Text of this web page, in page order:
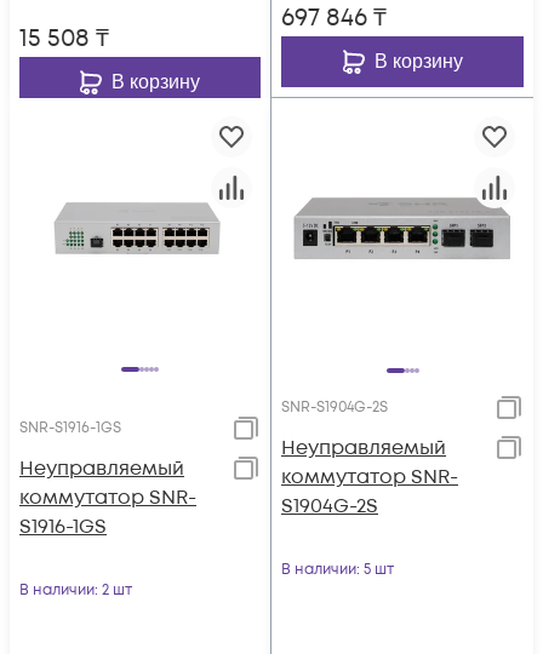
15 508 ₸
В корзину
697 846₸
В корзину
SNR-S1916-1GS
Неуправляемый
коммутатор SNR-
S1916-1GS
В наличии: 2 шт
SNR-S1904G-2S
Неуправляемый
коммутатор SNR-
S1904G-2S
В наличии: 5 шт